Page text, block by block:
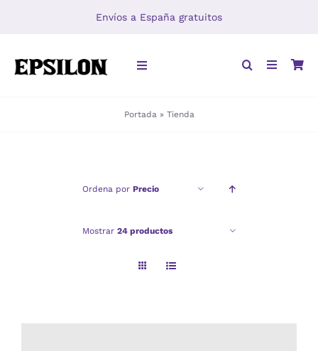
Envíos a España gratuitos
Toggle
Portada » Tienda
Ordena por Precio
Mostrar 24 productos